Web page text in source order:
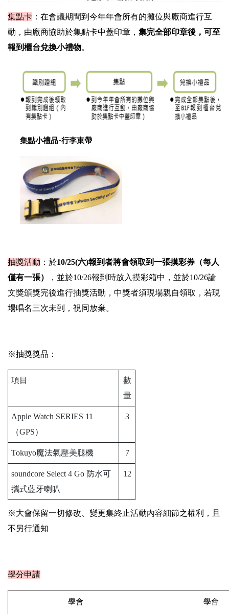
集點卡 ：在會議期間到今年年會所有的攤位與廠商進行互
動，由廠商協助於集點卡中蓋印章， 集完全部印章後，可至
報到櫃台兌換小禮物。
集點小禮品-行李束帶
抽獎活動 ：於10/25(六)報到者將會領取到一張摸彩券（每人
僅有一張）
，並於10/26報到時放入摸彩箱中，並於10/26論
文獎頒獎完後進行抽獎活動，中獎者須現場親自領取，若現
場唱名三次未到，視同放棄。
※抽獎獎品：
項目
數
量
Apple Watch SERIES 11
（GPS）
3
Tokuyo魔法氣壓美腿機 7
soundcore Select 4 Go 防水可
攜式藍牙喇叭
12
※大會保留一切修改、變更集終止活動內容細節之權利，且
不另行通知
學分申請
學會 學會